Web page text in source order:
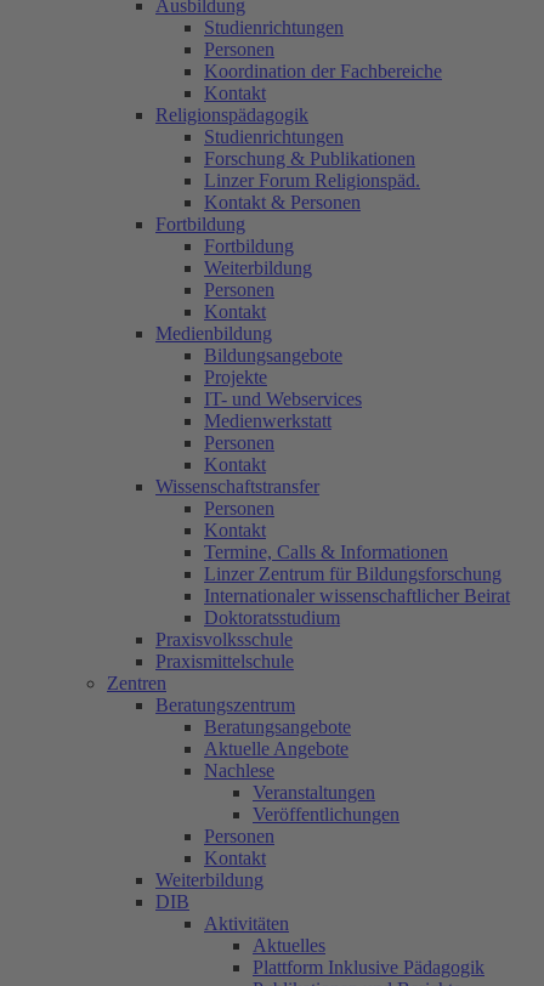
Ausbildung
Studienrichtungen
Personen
Koordination der Fachbereiche
Kontakt
Religionspädagogik
Studienrichtungen
Forschung & Publikationen
Linzer Forum Religionspäd.
Kontakt & Personen
Fortbildung
Fortbildung
Weiterbildung
Personen
Kontakt
Medienbildung
Bildungsangebote
Projekte
IT- und Webservices
Medienwerkstatt
Personen
Kontakt
Wissenschaftstransfer
Personen
Kontakt
Termine, Calls & Informationen
Linzer Zentrum für Bildungsforschung
Internationaler wissenschaftlicher Beirat
Doktoratsstudium
Praxisvolksschule
Praxismittelschule
Zentren
Beratungszentrum
Beratungsangebote
Aktuelle Angebote
Nachlese
Veranstaltungen
Veröffentlichungen
Personen
Kontakt
Weiterbildung
DIB
Aktivitäten
Aktuelles
Plattform Inklusive Pädagogik